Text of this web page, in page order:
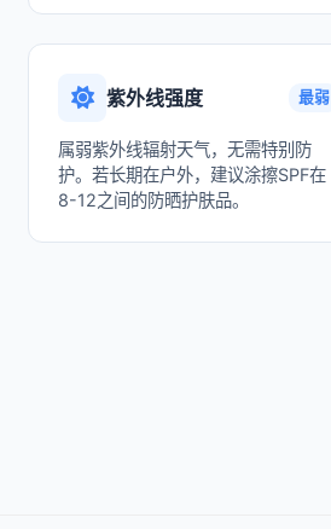
紫外线强度 最弱
属弱紫外线辐射天气，无需特别防
护。若长期在户外，建议涂擦SPF在
8-12之间的防晒护肤品。